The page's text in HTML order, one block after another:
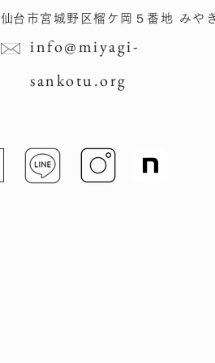
仙台市宮城野区榴ケ岡​５番地 みや
info@miyagi-
sankotu.org